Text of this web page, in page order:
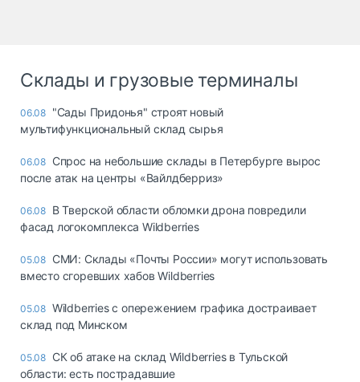
Склады и грузовые терминалы
06.08 "Сады Придонья" строят новый
мультифункциональный склад сырья
06.08 Спрос на небольшие склады в Петербурге вырос
после атак на центры «Вайлдберриз»
06.08 В Тверской области обломки дрона повредили
фасад логокомплекса Wildberries
05.08 СМИ: Склады «Почты России» могут использовать
вместо сгоревших хабов Wildberries
05.08 Wildberries с опережением графика достраивает
склад под Минском
05.08 СК об атаке на склад Wildberries в Тульской
области: есть пострадавшие